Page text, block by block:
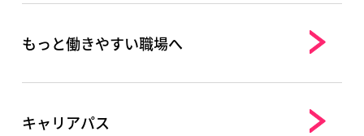
もっと働きやすい職場へ
キャリアパス